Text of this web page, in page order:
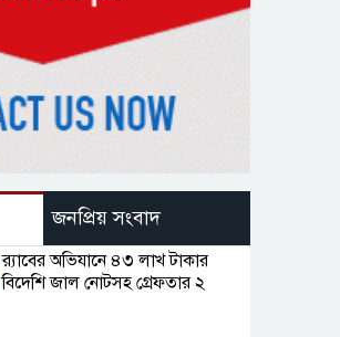
জনপ্রিয় সংবাদ
র‌্যাবের অভিযানে ৪৩ লাখ টাকার
বিদেশি জাল নোটসহ গ্রেফতার ২